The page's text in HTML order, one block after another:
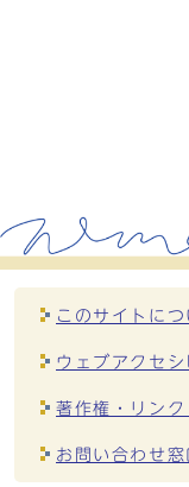
このサイトにつ
ウェブアクセ
著作権・リン
お問い合わせ窓